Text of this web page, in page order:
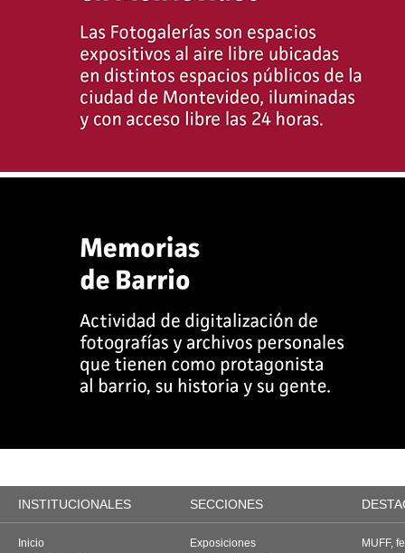
INSTITUCIONALES SECCIONES
Inicio
Exposiciones
MUFF,